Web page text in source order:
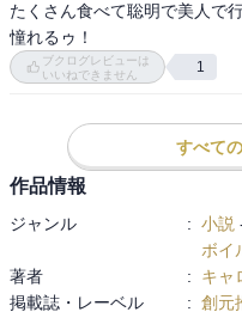
たくさん食べて聡明で美人で行
憧れるゥ！
ブクログレビューは
いいねできません
1
すべて
作品情報
ジャンル : 小説
ボイ
著者
: キャ
掲載誌・レーベル
: 創元